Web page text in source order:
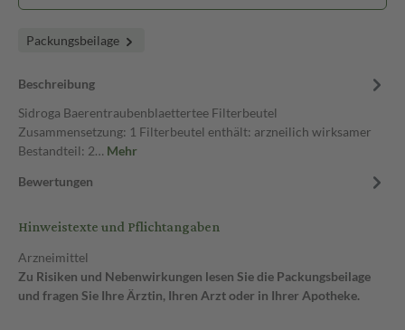
Packungsbeilage
Beschreibung
Sidroga Baerentraubenblaettertee Filterbeutel
Zusammensetzung: 1 Filterbeutel enthält: arzneilich wirksamer
Bestandteil: 2… Mehr
Bewertungen
Hinweistexte und Pflichtangaben
Arzneimittel
Zu Risiken und Nebenwirkungen lesen Sie die Packungsbeilage
und fragen Sie Ihre Ärztin, Ihren Arzt oder in Ihrer Apotheke.